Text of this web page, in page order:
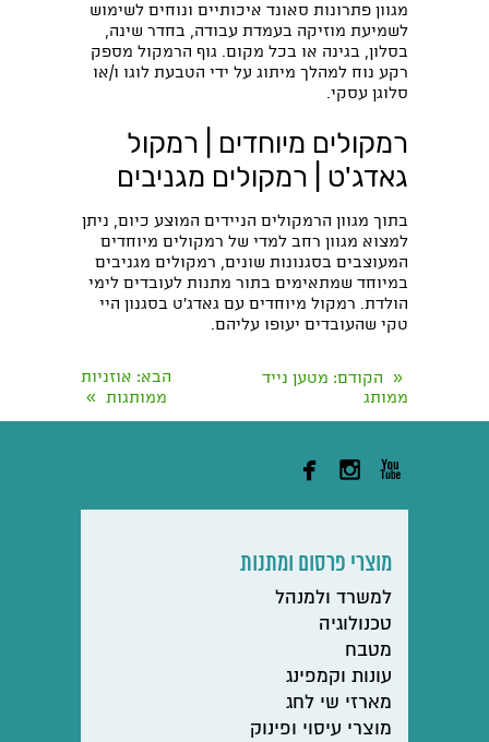
מגוון פתרונות סאונד איכותיים ונוחים לשימוש
לשמיעת מוזיקה בעמדת עבודה, בחדר שינה,
בסלון, בגינה או בכל מקום. גוף הרמקול מספק
רקע נוח למהלך מיתוג על ידי הטבעת לוגו ו/או
סלוגן עסקי.
רמקולים מיוחדים | רמקול
גאדג'ט | רמקולים מגניבים
בתוך מגוון הרמקולים הניידים המוצע כיום, ניתן
למצוא מגוון רחב למדי של רמקולים מיוחדים
המעוצבים בסגנונות שונים, רמקולים מגניבים
במיוחד שמתאימים בתור מתנות לעובדים לימי
הולדת. רמקול מיוחדים עם גאדג'ט בסגנון היי
טקי שהעובדים יעופו עליהם.
« הקודם: מטען נייד
ממותג
הבא: אוזניות
ממותגות »
  
מוצרי פרסום ומתנות
למשרד ולמנהל
טכנולוגיה
מטבח
עונות וקמפינג
מארזי שי לחג
מוצרי עיסוי ופינוק